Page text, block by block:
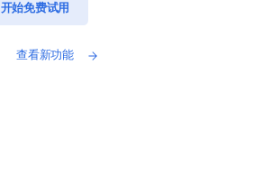
开始免费试用
查看新功能